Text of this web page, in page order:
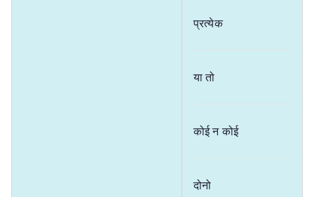
प्रत्येक
या तो
कोई न कोई
दोनो